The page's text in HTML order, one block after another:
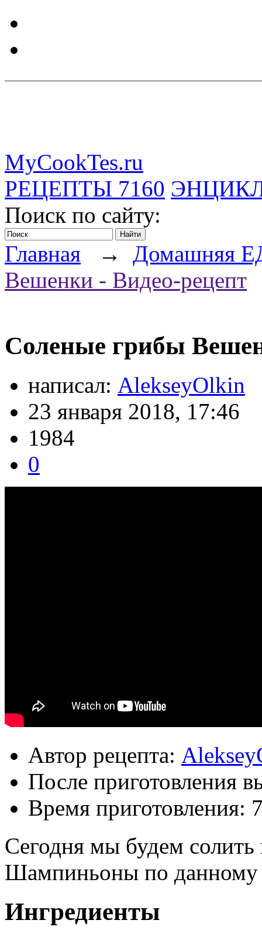
MyCookTes.ru
РЕЦЕПТЫ 7160
Поиск по сайту:
Главная → Домашняя
Вешенки - Видео-рецепт
Соленые грибы
написал: AlekseyOlkin
23 января 2018, 17:46
1984
0
Автор рецепта:
После приготовления
Время приготовления:
Сегодня мы будем
Шампиньоны по данному
Ингредиенты